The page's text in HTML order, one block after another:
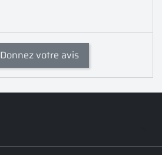
Donnez votre avis